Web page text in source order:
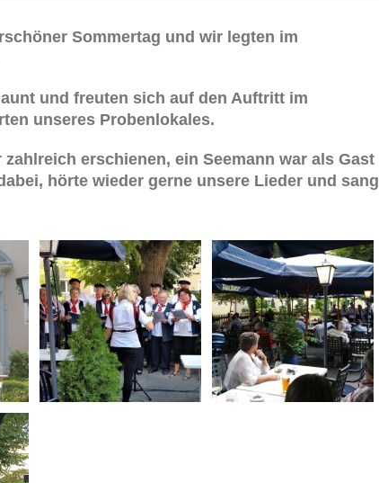
Sommertag und wir legten im
und freuten sich auf den Auftritt im
unseres Probenlokales.
zahlreich erschienen, ein Seemann war als Gast
hörte wieder gerne unsere Lieder und sang